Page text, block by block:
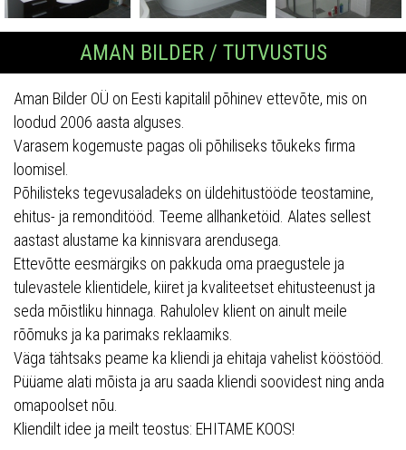
AMAN BILDER / TUTVUSTUS
Aman Bilder OÜ on Eesti kapitalil põhinev ettevõte, mis on
loodud 2006 aasta alguses.
Varasem kogemuste pagas oli põhiliseks tõukeks firma
loomisel.
Põhilisteks tegevusaladeks on üldehitustööde teostamine,
ehitus- ja remonditööd. Teeme allhanketöid. Alates sellest
aastast alustame ka kinnisvara arendusega.
Ettevõtte eesmärgiks on pakkuda oma praegustele ja
tulevastele klientidele, kiiret ja kvaliteetset ehitusteenust ja
seda mõistliku hinnaga. Rahulolev klient on ainult meile
rõõmuks ja ka parimaks reklaamiks.
Väga tähtsaks peame ka kliendi ja ehitaja vahelist kööstööd.
Püüame alati mõista ja aru saada kliendi soovidest ning anda
omapoolset nõu.
Kliendilt idee ja meilt teostus: EHITAME KOOS!